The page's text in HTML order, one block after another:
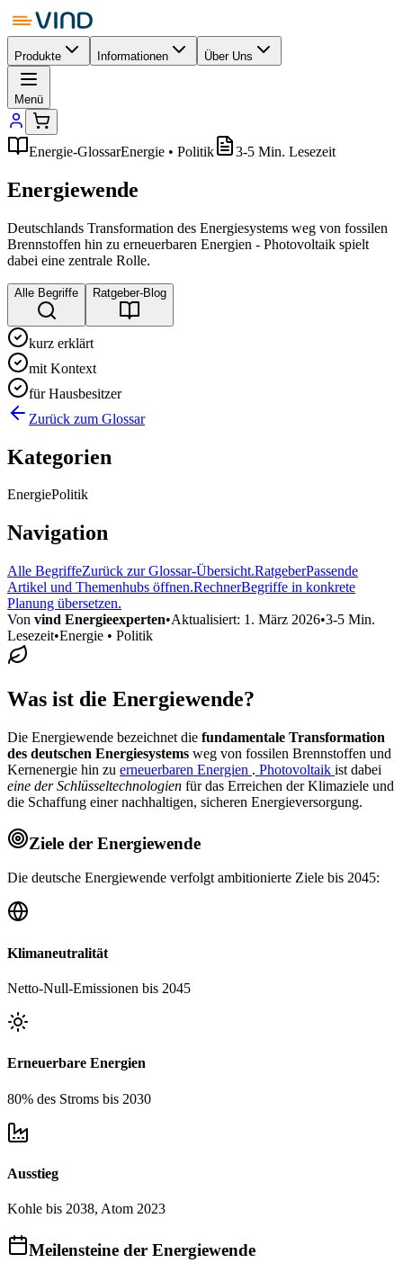
Produkte Informationen Über Uns
Menü
Energie-GlossarEnergie • Politik 3-5 Min. Lesezeit
Energiewende
Deutschlands Transformation des Energiesystems weg von fossilen
Brennstoffen hin zu erneuerbaren Energien - Photovoltaik spielt
dabei eine zentrale Rolle.
Alle Begriffe Ratgeber-Blog
kurz erklärt
mit Kontext
für Hausbesitzer
Zurück zum Glossar
Kategorien
EnergiePolitik
Navigation
Alle BegriffeZurück zur Glossar-Übersicht.RatgeberPassende
Artikel und Themenhubs öffnen.RechnerBegriffe in konkrete
Planung übersetzen.
Von vind Energieexperten•Aktualisiert: 1. März 2026•3-5 Min.
Lesezeit•Energie • Politik
Was ist die Energiewende?
Die Energiewende bezeichnet die fundamentale Transformation
des deutschen Energiesystems weg von fossilen Brennstoffen und
Kernenergie hin zu erneuerbaren Energien . Photovoltaik ist dabei
eine der Schlüsseltechnologien für das Erreichen der Klimaziele und
die Schaffung einer nachhaltigen, sicheren Energieversorgung.
Ziele der Energiewende
Die deutsche Energiewende verfolgt ambitionierte Ziele bis 2045:
Klimaneutralität
Netto-Null-Emissionen bis 2045
Erneuerbare Energien
80% des Stroms bis 2030
Ausstieg
Kohle bis 2038, Atom 2023
Meilensteine der Energiewende